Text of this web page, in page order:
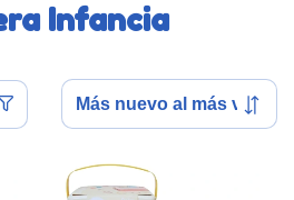
Infancia